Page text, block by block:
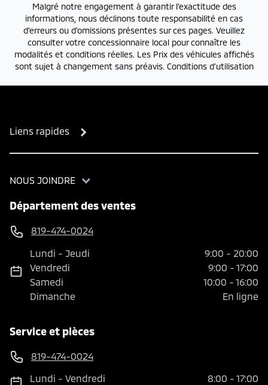
Malgré notre engagement à garantir l'exactitude des
informations, nous déclinons toute responsabilité en cas
d'erreurs ou d'omissions présentes sur ces pages. Veuillez
consulter votre concessionnaire local pour connaître les
modalités et conditions réelles. Les Prix des véhicules affichés
sont sujet à changement sans préavis. Conditions d'utilisation
Liens rapides
NOUS JOINDRE
Département des ventes
819-474-0024
Lundi - Jeudi 9:00 - 20:00
Vendredi
9:00 - 17:00
Samedi
10:00 - 16:00
Dimanche
En ligne
Service et pièces
819-474-0024
Lundi -Vendredi 8:00 - 17:00